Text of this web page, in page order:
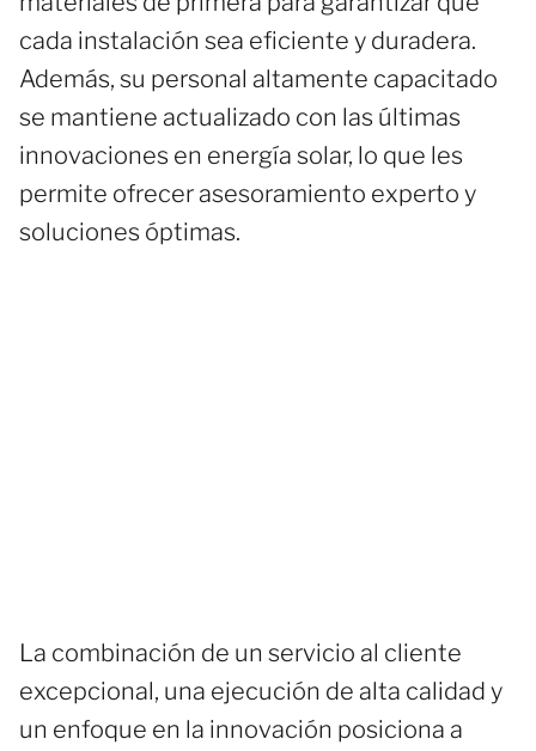
cada instalación sea eficiente y duradera.
Además, su personal altamente capacitado
se mantiene actualizado con las últimas
innovaciones en energía solar, lo que les
permite ofrecer asesoramiento experto y
soluciones óptimas.
La combinación de un servicio al cliente
excepcional, una ejecución de alta calidad y
un enfoque en la innovación posiciona a